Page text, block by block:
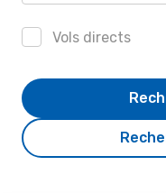
Vols directs